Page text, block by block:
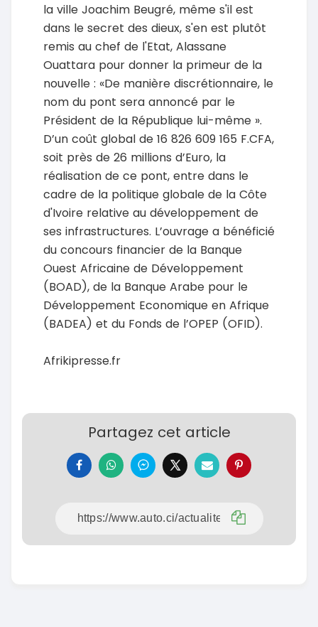
la ville Joachim Beugré, même s'il est
dans le secret des dieux, s'en est plutôt
remis au chef de l'Etat, Alassane
Ouattara pour donner la primeur de la
nouvelle : «De manière discrétionnaire, le
nom du pont sera annoncé par le
Président de la République lui-même ».
D’un coût global de 16 826 609 165 F.CFA,
soit près de 26 millions d’Euro, la
réalisation de ce pont, entre dans le
cadre de la politique globale de la Côte
d'Ivoire relative au développement de
ses infrastructures. L’ouvrage a bénéficié
du concours financier de la Banque
Ouest Africaine de Développement
(BOAD), de la Banque Arabe pour le
Développement Economique en Afrique
(BADEA) et du Fonds de l’OPEP (OFID).
Afrikipresse.fr
Partagez cet article